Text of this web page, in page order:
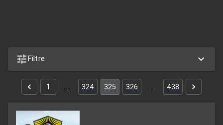
Filtre
1 324 325 326 438